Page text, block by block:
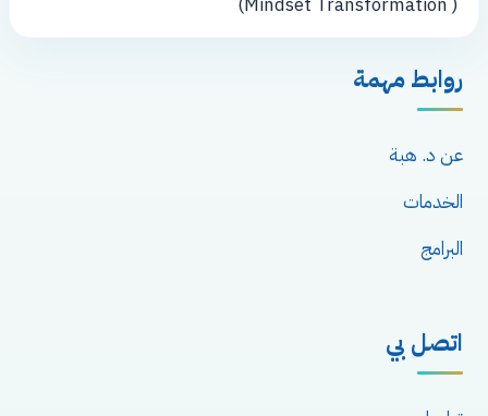
روابط مهمة
عن د. هبة
الخدمات
البرامج
اتصل بي